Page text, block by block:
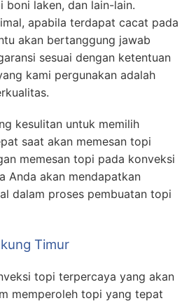
laken, dan lain-lain.
apabila terdapat cacat pada
akan bertanggung jawab
sesuai dengan ketentuan
kami pergunakan adalah
kesulitan untuk memilih
saat akan memesan topi
memesan topi pada konveksi
Anda akan mendapatkan
dalam proses pembuatan topi
Timur
topi terpercaya yang akan
memperoleh topi yang tepat